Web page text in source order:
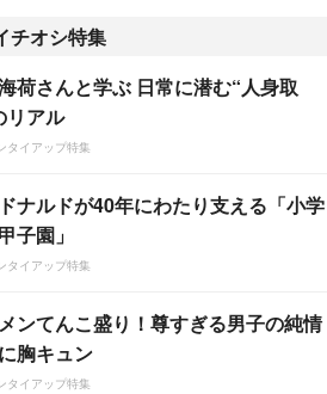
チオシ特集
荷さんと学ぶ 日常に潜む“人身取
リアル
タイアップ特集
ナルドが40年にわたり支える「小学
子園」
タイアップ特集
ンてんこ盛り！尊すぎる男子の純情
胸キュン
タイアップ特集